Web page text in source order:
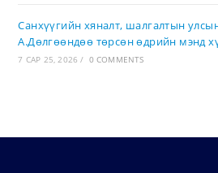
Санхүүгийн хяналт, шалгалтын
А.Дөлгөөндөө төрсөн өдрийн мэнд
7 САР 25, 2026 / 0 COMMENTS